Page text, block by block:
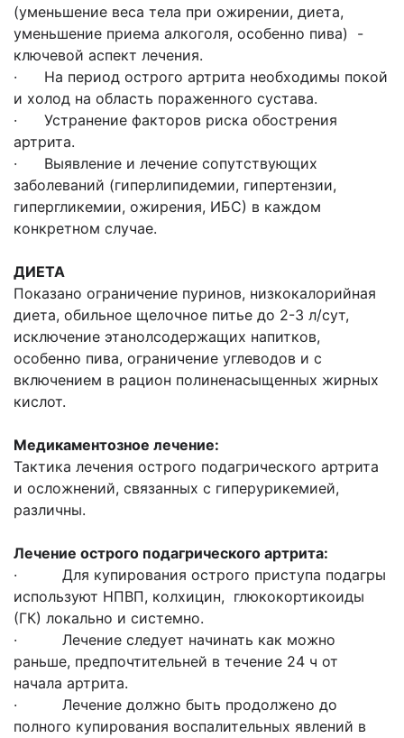
(уменьшение веса тела при ожирении, диета,
уменьшение приема алкоголя, особенно пива) -
ключевой аспект лечения.
· На период острого артрита необходимы покой
и холод на область пораженного сустава.
· Устранение факторов риска обострения
артрита.
· Выявление и лечение сопутствующих
заболеваний (гиперлипидемии, гипертензии,
гипергликемии, ожирения, ИБС) в каждом
конкретном случае.
ДИЕТА
Показано ограничение пуринов, низкокалорийная
диета, обильное щелочное питье до 2-3 л/сут,
исключение этанолсодержащих напитков,
особенно пива, ограничение углеводов и с
включением в рацион полиненасыщенных жирных
кислот.
Медикаментозное лечение:
Тактика лечения острого подагрического артрита
и осложнений, связанных с гиперурикемией,
различны.
Лечение острого подагрического артрита:
· Для купирования острого приступа подагры
используют НПВП, колхицин, глюкокортикоиды
(ГК) локально и системно.
· Лечение следует начинать как можно
раньше, предпочтительней в течение 24 ч от
начала артрита.
· Лечение должно быть продолжено до
полного купирования воспалительных явлений в